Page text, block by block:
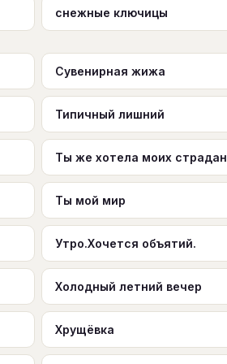
снежные ключицы
Сувенирная жижа
Типичный лишний
Ты же хотела моих
Ты мой мир
Утро.Хочется объятий.
Холодный летний вечер
Хрущёвка